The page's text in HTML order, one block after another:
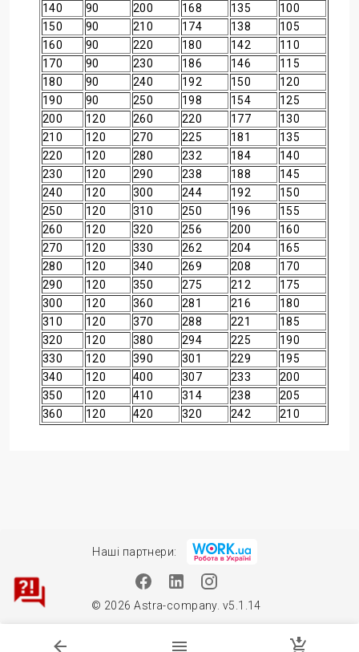
140
90 200 168 135
100
150
90 210 174 138
105
160
90 220 180 142
110
170
90 230 186 146
115
180
90 240 192 150
120
190
90 250 198 154
125
200
120 260 220 177
130
210
120 270 225 181
135
220
120 280 232 184
140
230
120 290 238 188
145
240
120 300 244 192
150
250
120 310 250 196
155
260
120 320 256 200
160
270
120 330 262 204
165
280
120 340 269 208
170
290
120 350 275 212
175
300
120 360 281 216
180
310
120 370 288 221
185
320
120 380 294 225
190
330
120 390 301 229
195
340
120 400 307 233
200
350
120 410 314 238
205
360
120 420 320 242 210
Наші партнери:
© 2026 Astra-company. v5.1.14